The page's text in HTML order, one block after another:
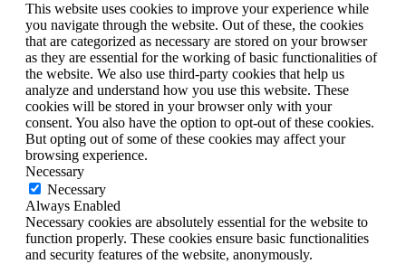
This website uses cookies to improve your experience while
you navigate through the website. Out of these, the cookies
that are categorized as necessary are stored on your browser
as they are essential for the working of basic functionalities of
the website. We also use third-party cookies that help us
analyze and understand how you use this website. These
cookies will be stored in your browser only with your
consent. You also have the option to opt-out of these cookies.
But opting out of some of these cookies may affect your
browsing experience.
Necessary
Necessary
Always Enabled
Necessary cookies are absolutely essential for the website to
function properly. These cookies ensure basic functionalities
and security features of the website, anonymously.